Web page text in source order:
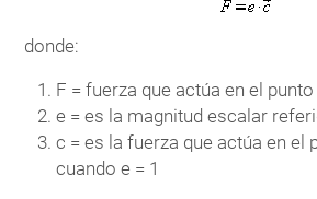
donde:
F = fuerza que actúa en el
e = es la magnitud escalar
c = es la fuerza que actúa en el
cuando e = 1